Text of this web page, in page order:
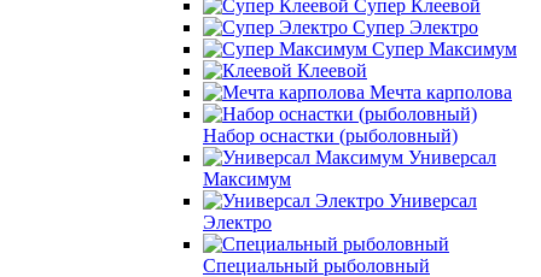
Супер Клеевой
Супер Электро
Супер Максимум
Клеевой
Мечта карполова
Набор оснастки (рыболовный)
Универсал
Максимум
Универсал
Электро
Специальный рыболовный